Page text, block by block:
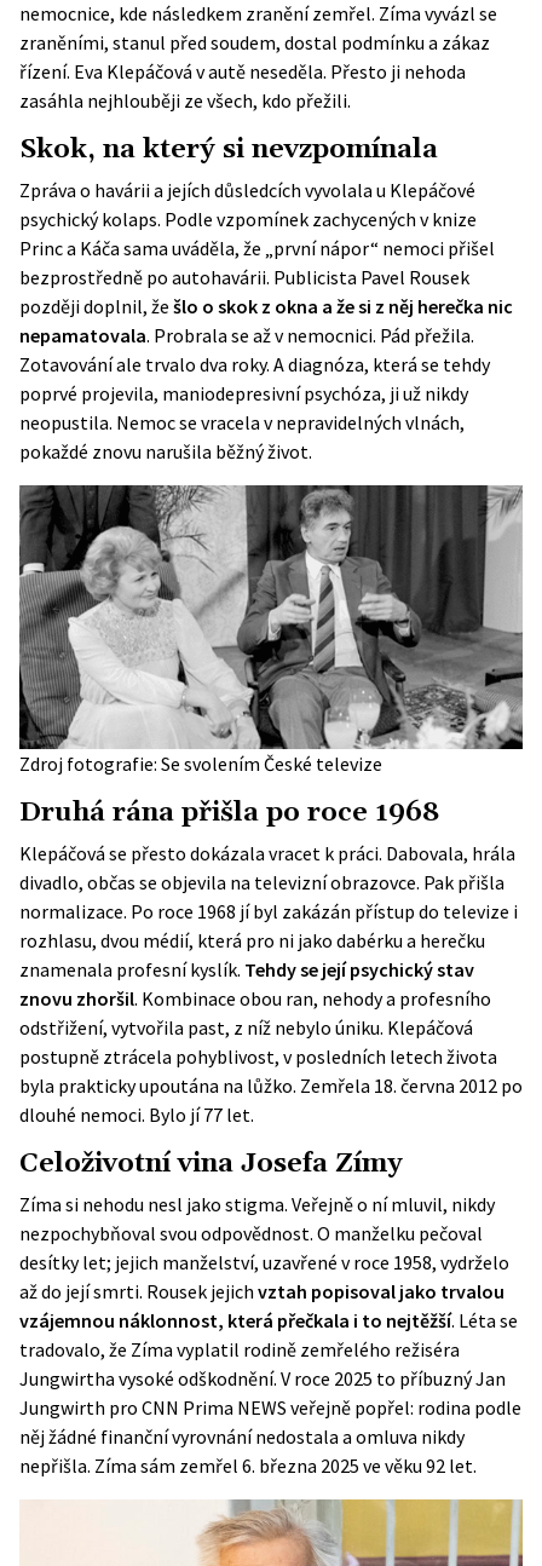
nemocnice, kde následkem zranění zemřel. Zíma vyvázl se
zraněními, stanul před soudem, dostal podmínku a zákaz
řízení. Eva Klepáčová v autě neseděla. Přesto ji nehoda
zasáhla nejhlouběji ze všech, kdo přežili.
Skok, na který si nevzpomínala
Zpráva o havárii a jejích důsledcích vyvolala u Klepáčové
psychický kolaps. Podle vzpomínek zachycených v knize
Princ a Káča sama uváděla, že „první nápor“ nemoci přišel
bezprostředně po autohavárii. Publicista Pavel Rousek
později doplnil, že šlo o skok z okna a že si z něj herečka nic
nepamatovala. Probrala se až v nemocnici. Pád přežila.
Zotavování ale trvalo dva roky. A diagnóza, která se tehdy
poprvé projevila, maniodepresivní psychóza, ji už nikdy
neopustila. Nemoc se vracela v nepravidelných vlnách,
pokaždé znovu narušila běžný život.
Zdroj fotografie: Se svolením České televize
Druhá rána přišla po roce 1968
Klepáčová se přesto dokázala vracet k práci. Dabovala, hrála
divadlo, občas se objevila na televizní obrazovce. Pak přišla
normalizace. Po roce 1968 jí byl zakázán přístup do televize i
rozhlasu, dvou médií, která pro ni jako dabérku a herečku
znamenala profesní kyslík. Tehdy se její psychický stav
znovu zhoršil. Kombinace obou ran, nehody a profesního
odstřižení, vytvořila past, z níž nebylo úniku. Klepáčová
postupně ztrácela pohyblivost, v posledních letech života
byla prakticky upoutána na lůžko. Zemřela 18. června 2012 po
dlouhé nemoci. Bylo jí 77 let.
Celoživotní vina Josefa Zímy
Zíma si nehodu nesl jako stigma. Veřejně o ní mluvil, nikdy
nezpochybňoval svou odpovědnost. O manželku pečoval
desítky let; jejich manželství, uzavřené v roce 1958, vydrželo
až do její smrti. Rousek jejich vztah popisoval jako trvalou
vzájemnou náklonnost, která přečkala i to nejtěžší. Léta se
tradovalo, že Zíma vyplatil rodině zemřelého režiséra
Jungwirtha vysoké odškodnění. V roce 2025 to příbuzný Jan
Jungwirth pro CNN Prima NEWS veřejně popřel: rodina podle
něj žádné finanční vyrovnání nedostala a omluva nikdy
nepřišla. Zíma sám zemřel 6. března 2025 ve věku 92 let.